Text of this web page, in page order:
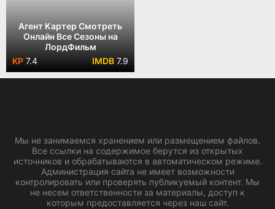
Агент Картер Смотреть
Онлайн Все Сезоны на
ЛордФильм
7.4
7.9
Мы не занимаемся хранением или размещением файлов.
Все ссылки на содержимое берутся из открытых
источников и обрабатываются в автоматическом режиме.
Администрация сайта не имеет возможности
контролировать или проверять публикуемый контент. Мы
не несем ответственности за материалы, доступ к
которым предоставляется через наш сайт.